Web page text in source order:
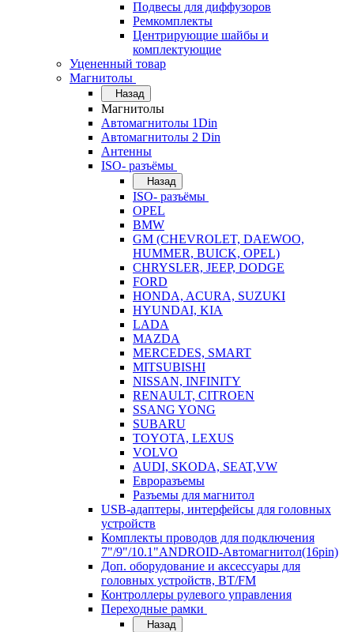
Подвесы для диффузоров
Ремкомплекты
Центрирующие шайбы и
комплектующие
Уцененный товар
Магнитолы
Назад
Магнитолы
Автомагнитолы 1Din
Автомагнитолы 2 Din
Антенны
ISO- разъёмы
Назад
ISO- разъёмы
OPEL
BMW
GM (CHEVROLET, DAEWOO,
HUMMER, BUICK, OPEL)
CHRYSLER, JEEP, DODGE
FORD
HONDA, ACURA, SUZUKI
HYUNDAI, KIA
LADA
MAZDA
MERCEDES, SMART
MITSUBISHI
NISSAN, INFINITY
RENAULT, CITROEN
SSANG YONG
SUBARU
TOYOTA, LEXUS
VOLVO
AUDI, SKODA, SEAT,VW
Евроразъемы
Разъемы для магнитол
USB-адаптеры, интерфейсы для головных
устройств
Комплекты проводов для подключения
7"/9"/10.1"ANDROID-Автомагнитол(16pin)
Доп. оборудование и аксессуары для
головных устройств, BT/FM
Контроллеры рулевого управления
Переходные рамки
Назад